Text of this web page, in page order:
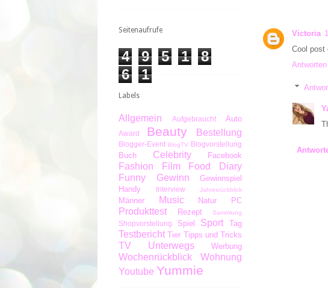
Victoria
Cool post
Antworten
Seitenaufrufe
4 9 5 1
8
6
1
Labels
Allgemein Aufgebraucht Auto
Award Beauty Bestellung
Blogger-Event BlogTV Blogvorstellung
Buch Celebrity Facebook
Fashion Film
Food Diary
Funny
Gewinn
Gewinnspiel
Handy
Interview Jahresrückblick
Männer Music Natur PC
Produkttest Rezept Sammlung
Shopvorstellung Spiel Sport Tag
Testbericht Tier Tipps und Tricks
TV Unterwegs Werbung
Wochenrückblick
Wohnung
Youtube Yummie